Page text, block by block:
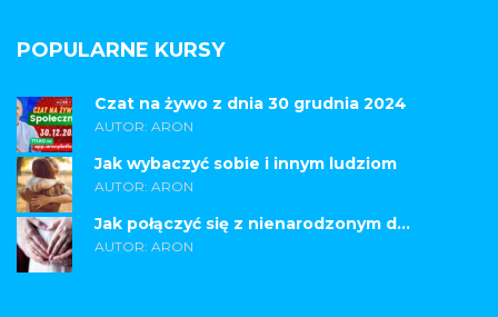
POPULARNE KURSY
Czat na żywo z dnia 30 grudnia 2024
AUTOR: ARON
Jak wybaczyć sobie i innym ludziom
AUTOR: ARON
Jak połączyć się z nienarodzonym d...
AUTOR: ARON